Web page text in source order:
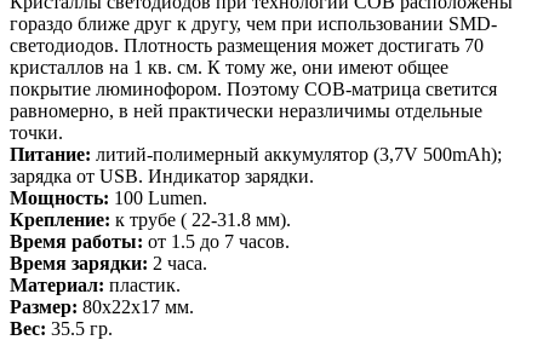
гораздо ближе друг к другу, чем при использовании SMD-
светодиодов. Плотность размещения может достигать 70
кристаллов на 1 кв. см. К тому же, они имеют общее
покрытие люминофором. Поэтому COB-матрица светится
равномерно, в ней практически неразличимы отдельные
точки.
Питание: литий-полимерный аккумулятор (3,7V 500mAh);
зарядка от USB. Индикатор зарядки.
Мощность: 100 Lumen.
Крепление: к трубе ( 22-31.8 мм).
Время работы: от 1.5 до 7 часов.
Время зарядки: 2 часа.
Материал: пластик.
Размер: 80x22x17 мм.
Вес: 35.5 гр.